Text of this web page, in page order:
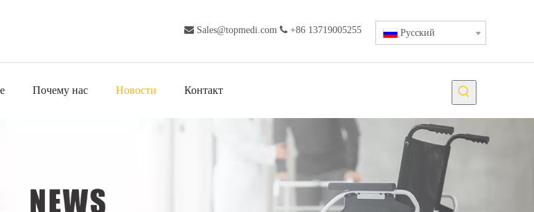
 Sales@topmedi.com +86 13719005255 Pусский
Почему нас Новости Контакт